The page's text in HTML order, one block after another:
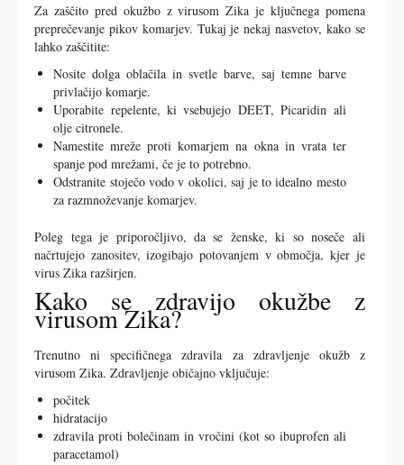
Za zaščito pred okužbo z virusom Zika je ključnega pomena
preprečevanje pikov komarjev. Tukaj je nekaj nasvetov, kako se
lahko zaščitite:
Nosite dolga oblačila in svetle barve, saj temne barve
privlačijo komarje.
Uporabite repelente, ki vsebujejo DEET, Picaridin ali
olje citronele.
Namestite mreže proti komarjem na okna in vrata ter
spanje pod mrežami, če je to potrebno.
Odstranite stoječo vodo v okolici, saj je to idealno mesto
za razmnoževanje komarjev.
Poleg tega je priporočljivo, da se ženske, ki so noseče ali
načrtujejo zanositev, izogibajo potovanjem v območja, kjer je
virus Zika razširjen.
Kako se zdravijo okužbe z
virusom Zika?
Trenutno ni specifičnega zdravila za zdravljenje okužb z
virusom Zika. Zdravljenje običajno vključuje:
počitek
hidratacijo
zdravila proti bolečinam in vročini (kot so ibuprofen ali
paracetamol)